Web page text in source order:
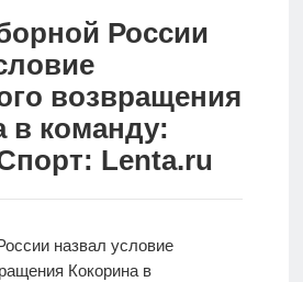
России
возвращения
в команду:
Lenta.ru
назвал условие
Кокорина в